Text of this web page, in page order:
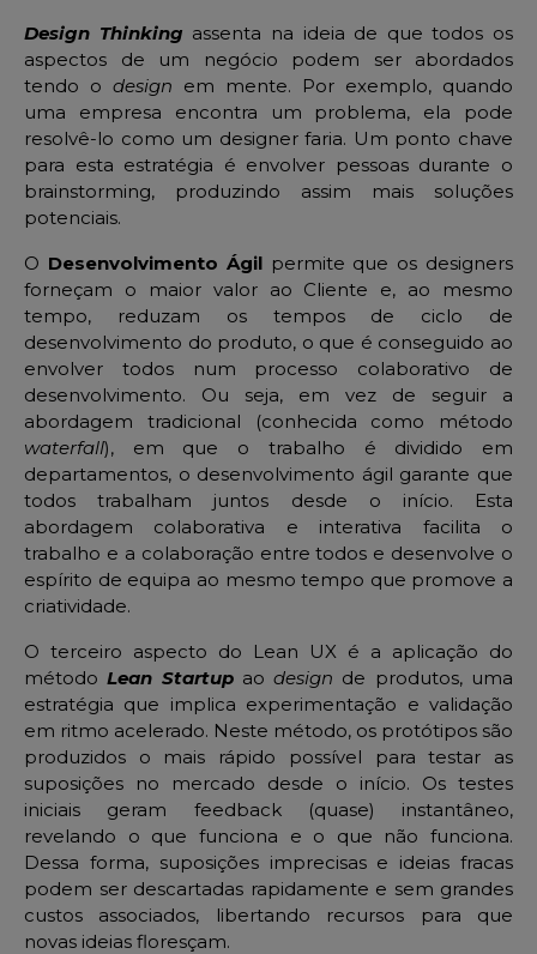
Design Thinking assenta na ideia de que todos os
aspectos de um negócio podem ser abordados
tendo o design em mente. Por exemplo, quando
uma empresa encontra um problema, ela pode
resolvê-lo como um designer faria. Um ponto chave
para esta estratégia é envolver pessoas durante o
brainstorming, produzindo assim mais soluções
potenciais.
O Desenvolvimento Ágil permite que os designers
forneçam o maior valor ao Cliente e, ao mesmo
tempo, reduzam os tempos de ciclo de
desenvolvimento do produto, o que é conseguido ao
envolver todos num processo colaborativo de
desenvolvimento. Ou seja, em vez de seguir a
abordagem tradicional (conhecida como método
waterfall), em que o trabalho é dividido em
departamentos, o desenvolvimento ágil garante que
todos trabalham juntos desde o início. Esta
abordagem colaborativa e interativa facilita o
trabalho e a colaboração entre todos e desenvolve o
espírito de equipa ao mesmo tempo que promove a
criatividade.
O terceiro aspecto do Lean UX é a aplicação do
métodoLean Startupaodesign de produtos, uma
estratégia que implica experimentação e validação
em ritmo acelerado. Neste método, os protótipos são
produzidos o mais rápido possível para testar as
suposições no mercado desde o início. Os testes
iniciais geram feedback (quase) instantâneo,
revelando o que funciona e o que não funciona.
Dessa forma, suposições imprecisas e ideias fracas
podem ser descartadas rapidamente e sem grandes
custos associados, libertando recursos para que
novas ideias floresçam.